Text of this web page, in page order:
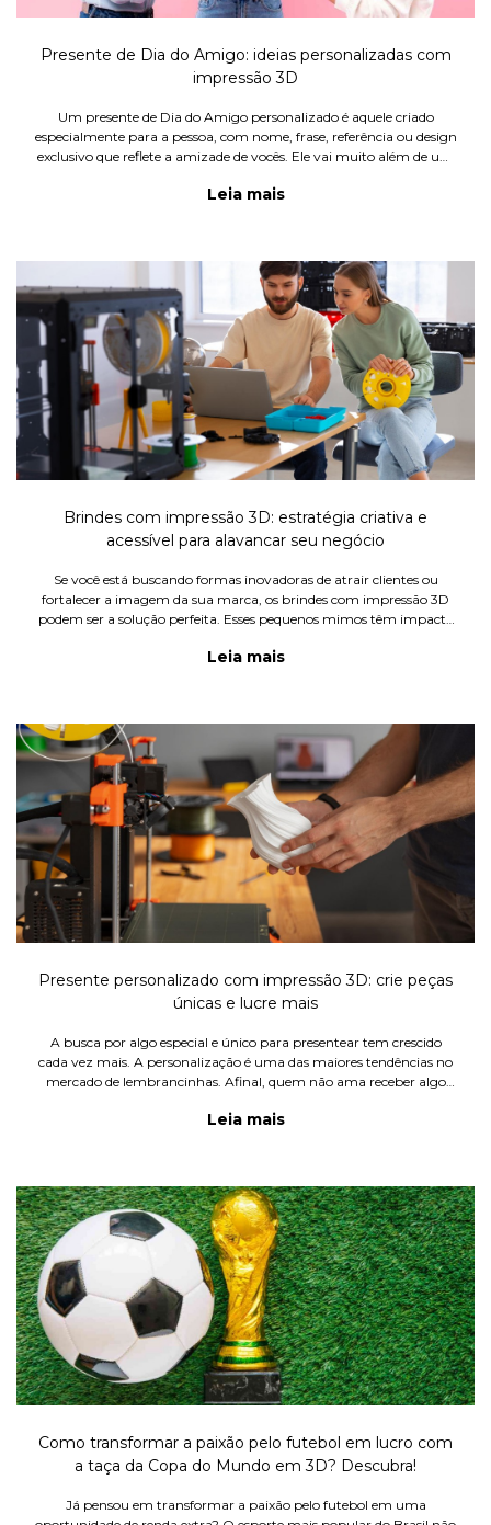
Presente de Dia do Amigo: ideias personalizadas com
impressão 3D
Um presente de Dia do Amigo personalizado é aquele criado
especialmente para a pessoa, com nome, frase, referência ou design
exclusivo que reflete a amizade de vocês. Ele vai muito além de um
Leia mais
Brindes com impressão 3D: estratégia criativa e
acessível para alavancar seu negócio
Se você está buscando formas inovadoras de atrair clientes ou
fortalecer a imagem da sua marca, os brindes com impressão 3D
podem ser a solução perfeita. Esses pequenos mimos têm impacto
aumen
Leia mais
Presente personalizado com impressão 3D: crie peças
únicas e lucre mais
A busca por algo especial e único para presentear tem crescido
cada vez mais. A personalização é uma das maiores tendências no
mercado de lembrancinhas. Afinal, quem não ama receber algo
Leia mais
Como transformar a paixão pelo futebol em lucro com
a taça da Copa do Mundo em 3D? Descubra!
Já pensou em transformar a paixão pelo futebol em uma